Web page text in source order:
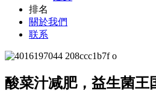
排名
關於我們
联系
酸菜汁减肥，益生菌王